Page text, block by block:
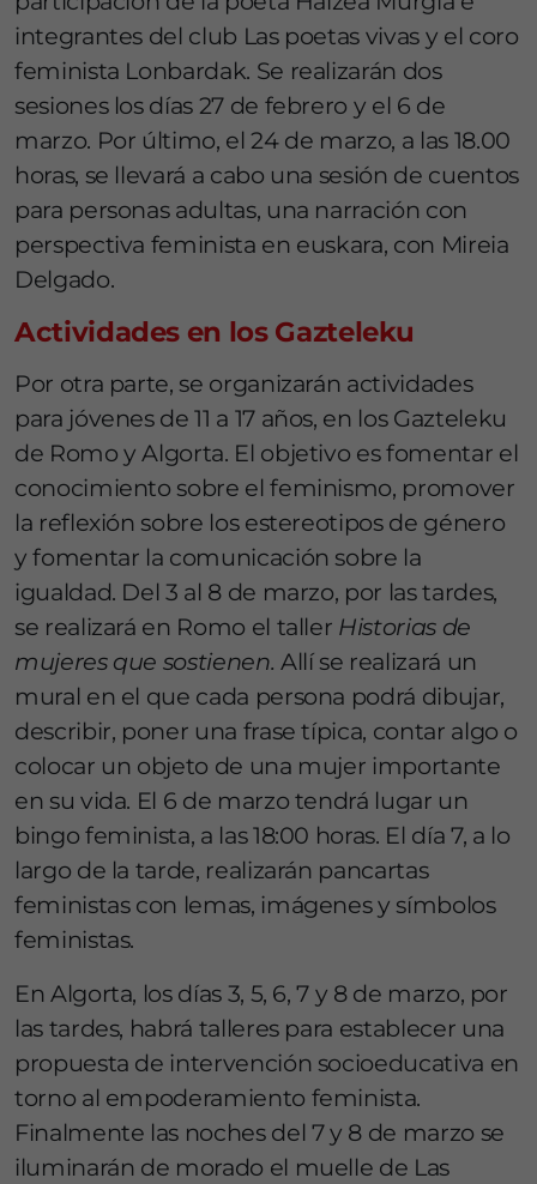
integrantes del club Las poetas vivas y el coro
feminista Lonbardak. Se realizarán dos
sesiones los días 27 de febrero y el 6 de
marzo. Por último, el 24 de marzo, a las 18.00
horas, se llevará a cabo una sesión de cuentos
para personas adultas, una narración con
perspectiva feminista en euskara, con Mireia
Delgado.
Actividades en los Gazteleku
Por otra parte, se organizarán actividades
para jóvenes de 11 a 17 años, en los Gazteleku
de Romo y Algorta. El objetivo es fomentar el
conocimiento sobre el feminismo, promover
la reflexión sobre los estereotipos de género
y fomentar la comunicación sobre la
igualdad. Del 3 al 8 de marzo, por las tardes,
se realizará en Romo el taller Historias de
mujeres que sostienen. Allí se realizará un
mural en el que cada persona podrá dibujar,
describir, poner una frase típica, contar algo o
colocar un objeto de una mujer importante
en su vida. El 6 de marzo tendrá lugar un
bingo feminista, a las 18:00 horas. El día 7, a lo
largo de la tarde, realizarán pancartas
feministas con lemas, imágenes y símbolos
feministas.
En Algorta, los días 3, 5, 6, 7 y 8 de marzo, por
las tardes, habrá talleres para establecer una
propuesta de intervención socioeducativa en
torno al empoderamiento feminista.
Finalmente las noches del 7 y 8 de marzo se
iluminarán de morado el muelle de Las